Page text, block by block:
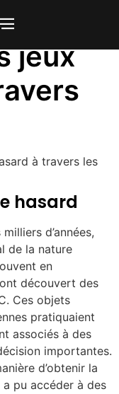
jeux
à travers les
hasard
d’années,
de la nature
en
découvert des
Ces objets
pratiquaient
associés à des
importantes.
d’obtenir la
pu accéder à des